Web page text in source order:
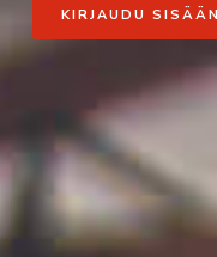
KIRJAUDU SISÄÄN